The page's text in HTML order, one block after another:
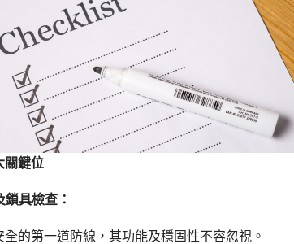
關鍵位
鎖具檢查：
全的第一道防線，其功能及穩固性不容忽視。